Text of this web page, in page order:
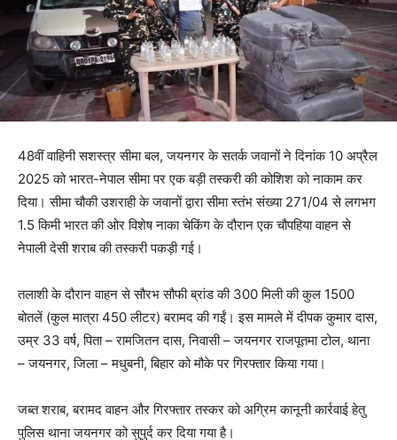
48वीं वाहिनी सशस्त्र सीमा बल, जयनगर के सतर्क जवानों ने दिनांक 10 अप्रैल
2025 को भारत-नेपाल सीमा पर एक बड़ी तस्करी की कोशिश को नाकाम कर
दिया। सीमा चौकी उशराही के जवानों द्वारा सीमा स्तंभ संख्या 271/04 से लगभग
1.5 किमी भारत की ओर विशेष नाका चेकिंग के दौरान एक चौपहिया वाहन से
नेपाली देसी शराब की तस्करी पकड़ी गई।
तलाशी के दौरान वाहन से सौरभ सौफी ब्रांड की 300 मिली की कुल 1500
बोतलें (कुल मात्रा 450 लीटर) बरामद की गईं। इस मामले में दीपक कुमार दास,
उम्र 33 वर्ष, पिता – रामजितन दास, निवासी – जयनगर राजपूतमा टोल, थाना
– जयनगर, जिला – मधुबनी, बिहार को मौके पर गिरफ्तार किया गया।
जब्त शराब, बरामद वाहन और गिरफ्तार तस्कर को अग्रिम कानूनी कार्रवाई हेतु
पुलिस थाना जयनगर को सुपुर्द कर दिया गया है।